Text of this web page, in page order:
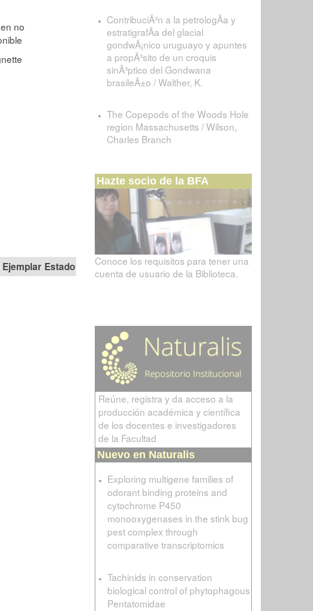
Estado
ContribuciÃ³n a la petrologÃ­a y
estratigrafÃ­a del glacial
gondwÃ¡nico uruguayo y apuntes
a propÃ³sito de un croquis
sinÃ³ptico del Gondwana
brasileÃ±o / Walther, K.
The Copepods of the Woods Hole
region Massachusetts / Wilson,
Charles Branch
Hazte socio de la BFA
Conoce los requisitos para tener una
cuenta de usuario de la Biblioteca.
Reúne, registra y da acceso a la
producción académica y científica
de los docentes e investigadores
de la Facultad
Nuevo en Naturalis
Exploring multigene families of
odorant binding proteins and
cytochrome P450
monooxygenases in the stink bug
pest complex through
comparative transcriptomics
Tachinids in conservation
biological control of phytophagous
Pentatomidae